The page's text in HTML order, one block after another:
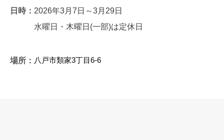
日時： 2026年3月7日～3月29日
水曜日・木曜日(一部)は定休日
場所： 八戸市類家3丁目6-6